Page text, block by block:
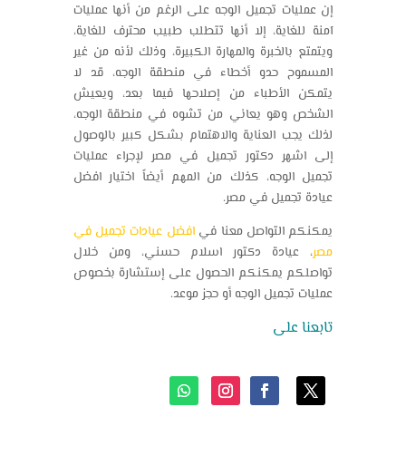
إن عمليات تجميل الوجه على الرغم من أنها عمليات
آمنة للغاية، إلا أنها تتطلب طبيب محترف للغاية،
ويتمتع بالخبرة والمهارة الكبيرة، وذلك لأنه من غير
المسموح حدو أخطاء في منطقة الوجه، قد لا
يتمكن الأطباء من إصلاحها فيما بعد، ويعيش
الشخص وهو يعاني من تشوه في منطقة الوجه،
لذلك يجب العناية والاهتمام بشكل كبير بالوصول
إلى اشهر دكتور تجميل في مصر لإجراء عمليات
تجميل الوجه، كذلك من المهم أيضاً اختيارافضل
عيادة تجميل في مصر.
يمكنكم التواصل معنا فيافضل عيادات تجميل في
مصر، عيادة دكتور اسلام حسني، ومن خلال
تواصلكم يمكنكم الحصول على إستشارة بخصوص
عمليات تجميل الوجه أو حجز موعد.
تابعنا على